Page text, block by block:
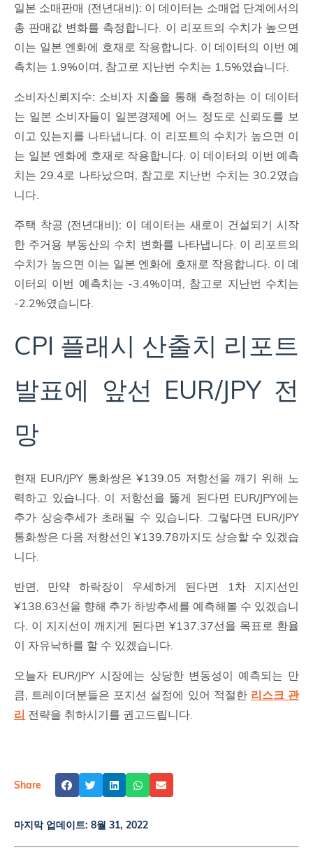
일본 소매판매 (전년대비): 이 데이터는 소매업 단계에서의
총 판매값 변화를 측정합니다. 이 리포트의 수치가 높으면
이는 일본 엔화에 호재로 작용합니다. 이 데이터의 이번 예
측치는 1.9%이며, 참고로 지난번 수치는 1.5%였습니다.
소비자신뢰지수: 소비자 지출을 통해 측정하는 이 데이터
는 일본 소비자들이 일본경제에 어느 정도로 신뢰도를 보
이고 있는지를 나타냅니다. 이 리포트의 수치가 높으면 이
는 일본 엔화에 호재로 작용합니다. 이 데이터의 이번 예측
치는 29.4로 나타났으며, 참고로 지난번 수치는 30.2였습
니다.
주택 착공 (전년대비): 이 데이터는 새로이 건설되기 시작
한 주거용 부동산의 수치 변화를 나타냅니다. 이 리포트의
수치가 높으면 이는 일본 엔화에 호재로 작용합니다. 이 데
이터의 이번 예측치는 -3.4%이며, 참고로 지난번 수치는
-2.2%였습니다.
CPI 플래시 산출치 리포트
발표에 앞선 EUR/JPY 전
망
현재 EUR/JPY 통화쌍은 ¥139.05 저항선을 깨기 위해 노
력하고 있습니다. 이 저항선을 뚫게 된다면 EUR/JPY에는
추가 상승추세가 초래될 수 있습니다. 그렇다면 EUR/JPY
통화쌍은 다음 저항선인 ¥139.78까지도 상승할 수 있겠습
니다.
반면, 만약 하락장이 우세하게 된다면 1차 지지선인
¥138.63선을 향해 추가 하방추세를 예측해볼 수 있겠습니
다. 이 지지선이 깨지게 된다면 ¥137.37선을 목표로 환율
이 자유낙하를 할 수 있겠습니다.
오늘자 EUR/JPY 시장에는 상당한 변동성이 예측되는 만
큼, 트레이더분들은 포지션 설정에 있어 적절한 리스크 관
리 전략을 취하시기를 권고드립니다.
Share
마지막 업데이트: 8월 31, 2022